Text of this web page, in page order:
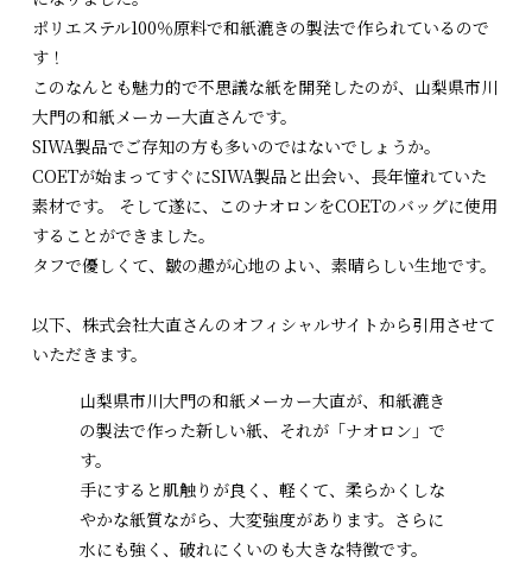
ポリエステル100％原料で和紙漉きの製法で作られているので
す！
このなんとも魅力的で不思議な紙を開発したのが、山梨県市川
大門の和紙メーカー大直さんです。
SIWA製品でご存知の方も多いのではないでしょうか。
COETが始まってすぐにSIWA製品と出会い、長年憧れていた
素材です。 そして遂に、このナオロンをCOETのバッグに使用
することができました。
タフで優しくて、皺の趣が心地のよい、素晴らしい生地です。
以下、株式会社大直さんのオフィシャルサイトから引用させて
いただきます。
山梨県市川大門の和紙メーカー大直が、和紙漉き
の製法で作った新しい紙、それが「ナオロン」で
す。
手にすると肌触りが良く、軽くて、柔らかくしな
やかな紙質ながら、大変強度があります。さらに
水にも強く、破れにくいのも大きな特徴です。